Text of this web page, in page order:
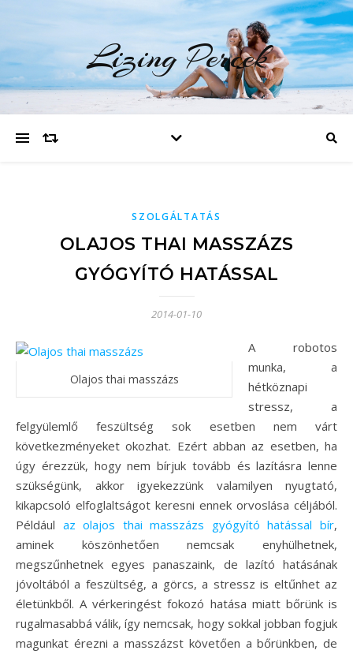
Lizing Percek
SZOLGÁLTATÁS
OLAJOS THAI MASSZÁZS
GYÓGYÍTÓ HATÁSSAL
2014-01-10
Olajos thai masszázs
A robotos
munka, a
hétköznapi
stressz, a
felgyülemlő feszültség sok esetben nem várt
következményeket okozhat. Ezért abban az esetben, ha
úgy érezzük, hogy nem bírjuk tovább és lazításra lenne
szükségünk, akkor igyekezzünk valamilyen nyugtató,
kikapcsoló elfoglaltságot keresni ennek orvoslása céljából.
Például az olajos thai masszázs gyógyító hatással bír,
aminek köszönhetően nemcsak enyhülhetnek,
megszűnhetnek egyes panaszaink, de lazító hatásának
jóvoltából a feszültség, a görcs, a stressz is eltűnhet az
életünkből.A vérkeringést fokozó hatása miatt bőrünk is
rugalmasabbá válik, így nemcsak, hogy sokkal jobban fogjuk
magunkat érezni a masszázst követően a bőrünkben, de